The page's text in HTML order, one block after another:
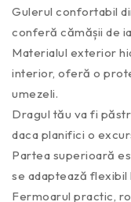
Gulerul confortabil
conferă cămășii de
Materialul exterior
interior, oferă o
umezeli.
Dragul tău va fi
daca planifici o
Partea superioară
se adaptează
Fermoarul practic,